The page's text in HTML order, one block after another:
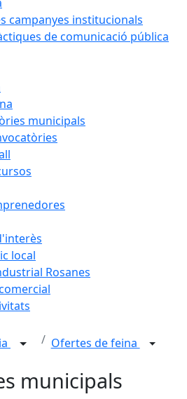
campanyes institucionals
de comunicació pública
municipals
local
Rosanes
Ofertes de feina
municipals